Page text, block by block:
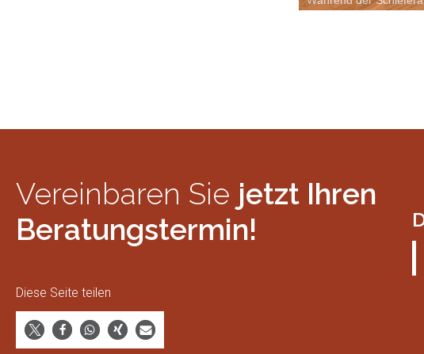
Vereinbaren Sie jetzt Ihren
Beratungstermin!
Diese Seite teilen